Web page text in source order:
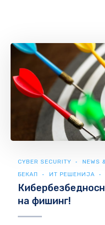
CYBER SECURITY NEWS
БЕКАП
ИТ РЕШЕНИЈА
на фишинг!